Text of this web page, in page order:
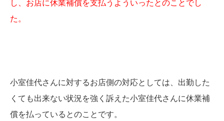
し、お店に休業補償を支払うよういったとのことでし
た。
小室佳代さんに対するお店側の対応としては、出勤した
くても出来ない状況を強く訴えた小室佳代さんに休業補
償を払っているとのことです。